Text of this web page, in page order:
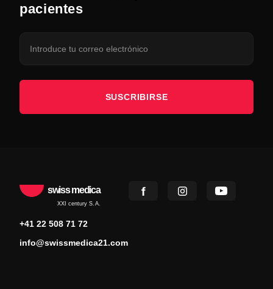
pacientes
SUSCRIBIRSE
swiss medica
XXI century S.A.
+41 22 508 71 72
info@swissmedica21.com